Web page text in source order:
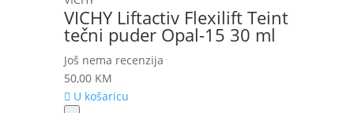
VICHY Liftactiv Flexilift Teint
tečni puder Opal-15 30 ml
Još nema recenzija
50,00 KM
U košaricu